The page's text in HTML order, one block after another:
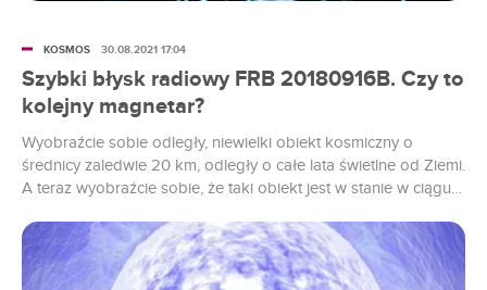
Szybki błysk radiowy FRB 20180916B. Czy to
kolejny magnetar?
Wyobraźcie sobie odległy, niewielki obiekt kosmiczny o
średnicy zaledwie 20 km, odległy o całe lata świetlne od Ziemi.
A teraz wyobraźcie sobie, że taki obiekt jest w stanie w ciągu
energii co całe Słońce w ciągu trzech dni. Jest to na tyle dużo
energii, że nawet z odległości wielu lat świetlnych takie błyski
są widoczne na nocnym niebie. Już? To wszystko prawda.
KOSMOS 30.08.2021 17:04